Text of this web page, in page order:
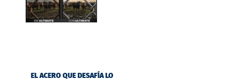
EL ACERO QUE DESAFÍA LO